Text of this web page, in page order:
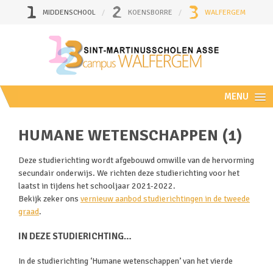
MIDDENSCHOOL KOENSBORRE WALFERGEM
MENU
HUMANE WETENSCHAPPEN (1)
Deze studierichting wordt afgebouwd omwille van de hervorming
secundair onderwijs. We richten deze studierichting voor het
laatst in tijdens het schooljaar 2021-2022.
Bekijk zeker ons vernieuw aanbod studierichtingen in de tweede
graad.
IN DEZE STUDIERICHTING…
In de studierichting ‘Humane wetenschappen’ van het vierde